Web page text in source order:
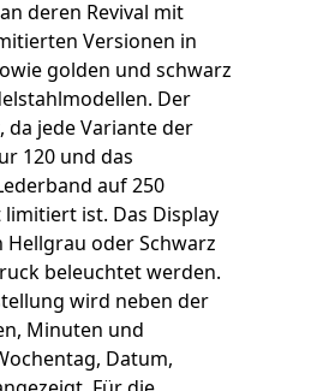
deren Revival mit
Versionen in
golden und schwarz
Der
jede Variante der
120 und das
auf 250
ist. Das Display
Hellgrau oder Schwarz
beleuchtet werden.
wird neben der
Minuten und
Datum,